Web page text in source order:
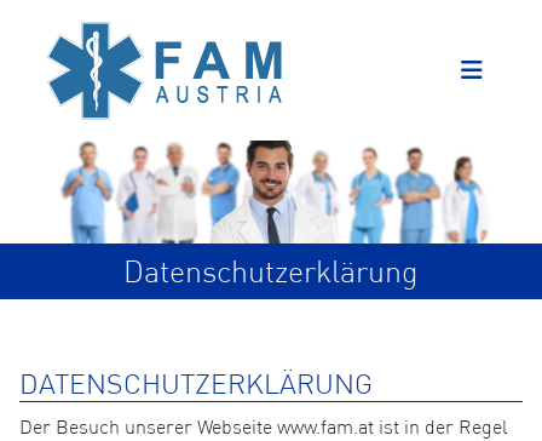
Datenschutzerklärung
DATENSCHUTZERKLÄRUNG
Der Besuch unserer Webseite www.fam.at ist in der Regel